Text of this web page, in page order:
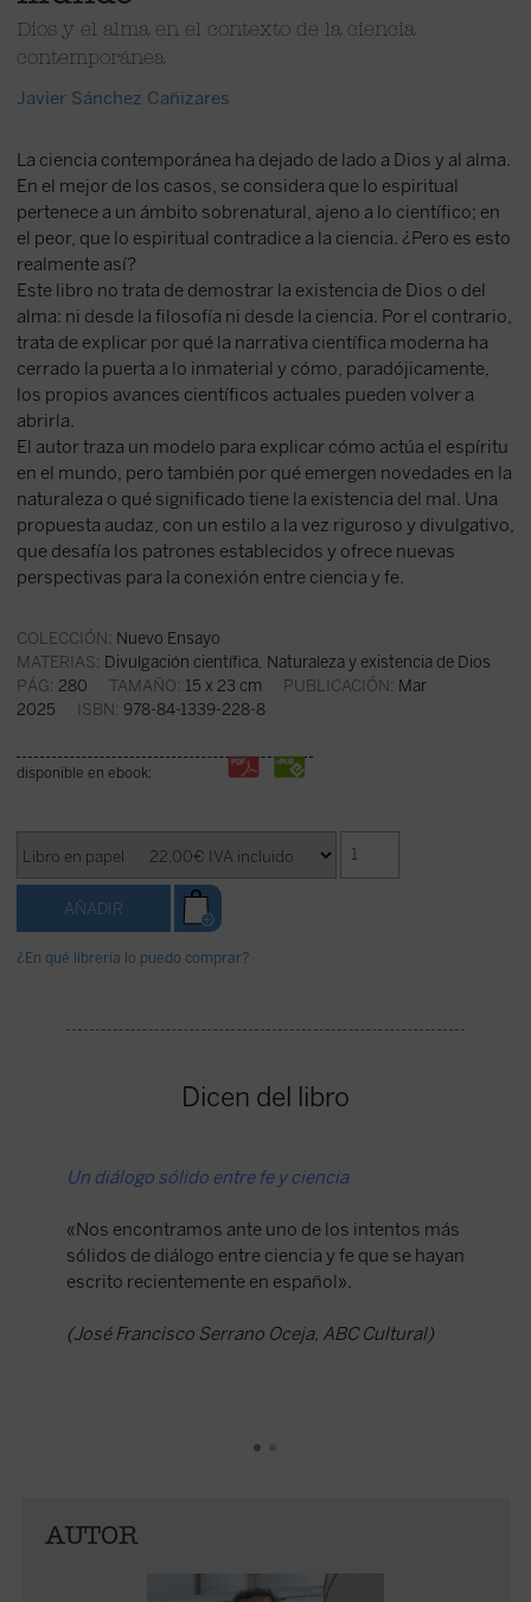
Dios y el alma en el contexto de la ciencia
contemporánea
Javier Sánchez Cañizares
La ciencia contemporánea ha dejado de lado a Dios y al alma.
En el mejor de los casos, se considera que lo espiritual
pertenece a un ámbito sobrenatural, ajeno a lo científico; en
el peor, que lo espiritual contradice a la ciencia. ¿Pero es esto
realmente así?
Este libro no trata de demostrar la existencia de Dios o del
alma: ni desde la filosofía ni desde la ciencia. Por el contrario,
trata de explicar por qué la narrativa científica moderna ha
cerrado la puerta a lo inmaterial y cómo, paradójicamente,
los propios avances científicos actuales pueden volver a
abrirla.
El autor traza un modelo para explicar cómo actúa el espíritu
en el mundo, pero también por qué emergen novedades en la
naturaleza o qué significado tiene la existencia del mal. Una
propuesta audaz, con un estilo a la vez riguroso y divulgativo,
que desafía los patrones establecidos y ofrece nuevas
perspectivas para la conexión entre ciencia y fe.
COLECCIÓN: Nuevo Ensayo
MATERIAS: Divulgación científica, Naturaleza y existencia de Dios
PÁG: 280 TAMAÑO: 15 x 23 cm PUBLICACIÓN: Mar
2025 ISBN: 978-84-1339-228-8
disponible en ebook:
¿En qué librería lo puedo comprar?
Dicen del libro
Un diálogo sólido entre fe y ciencia
«Nos encontramos ante uno de los intentos más
sólidos de diálogo entre ciencia y fe que se hayan
escrito recientemente en español».
(José Francisco Serrano Oceja, ABC Cultural)
AUTOR